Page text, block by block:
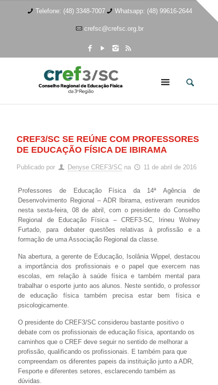
Telefone: (48) 3348-7007 Whatsapp: (48) 99616-2644
crefsc@crefsc.org.br
CREF3/SC SE REÚNE COM PROFESSORES
DE EDUCAÇÃO FÍSICA DE IBIRAMA
Publicado por Denyse CREF3/SC na 11 de abril de 2016
Professores de Educação Física da 14ª Agência de
Desenvolvimento Regional – ADR Ibirama, estiveram reunidos
nesta sexta-feira, 08 de abril, com o presidente do Conselho
Regional de Educação Física – CREF3-SC, Irineu Wolney
Furtado, para debater questões relativas à profissão e a
formação de uma Associação Regional da classe.
Na abertura, a gerente de Educação, Isolânia Wippel, destacou
a importância dos profissionais e o papel que exercem nas
escolas, em relação à saúde física e também mental para
trabalhar o esporte junto aos alunos. Neste sentido, o professor
de educação física também precisa estar bem física e
psicologicamente.
O presidente do CREF3/SC considerou bastante positivo o
debate com os profissionais de educação física, apontando os
caminhos que o CREF deve seguir no sentido de melhorar a
profissão, qualificando os profissionais. E também para que
compreendam os diferentes papeis da instituição junto a ADR,
Fesporte e diferentes setores, esclarecendo também as
dúvidas.